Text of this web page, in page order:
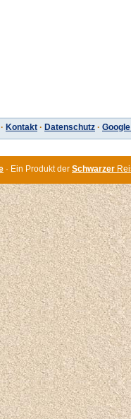
· Kontakt · Datenschutz ·
· Ein Produkt der Schwarzer